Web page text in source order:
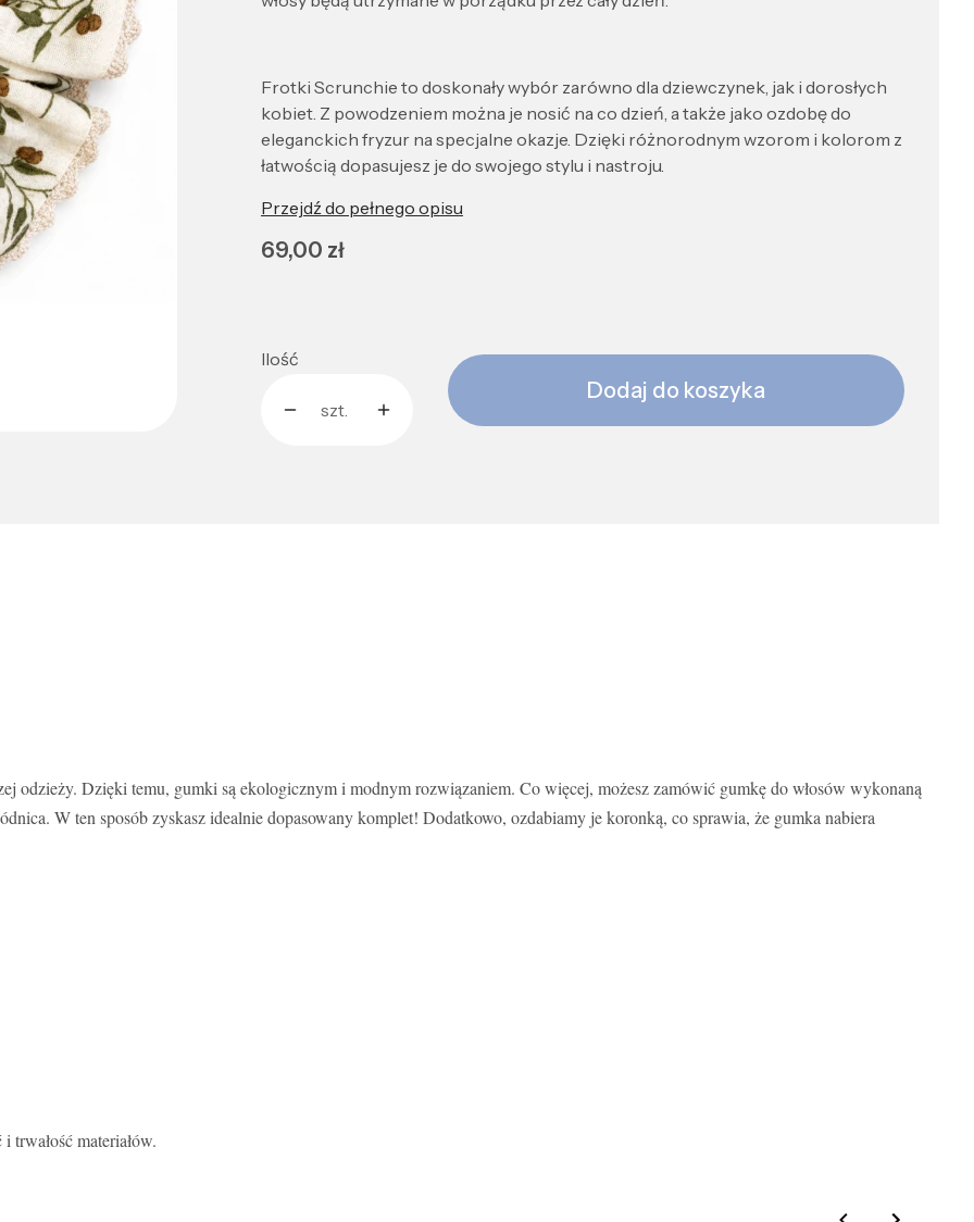
Frotki Scrunchie to doskonały wybór zarówno dla dziewczynek, jak i dorosłych
kobiet. Z powodzeniem można je nosić na co dzień, a także jako ozdobę do
eleganckich fryzur na specjalne okazje. Dzięki różnorodnym wzorom i kolorom z
łatwością dopasujesz je do swojego stylu i nastroju.
Przejdź do pełnego opisu
Cena
69,00 zł
Ilość
szt.
Dodaj do koszyka
odzieży. Dzięki temu, gumki są ekologicznym i modnym rozwiązaniem. Co więcej, możesz zamówić gumkę do włosów wykonaną
W ten sposób zyskasz idealnie dopasowany komplet! Dodatkowo, ozdabiamy je koronką, co sprawia, że gumka nabiera
trwałość materiałów.